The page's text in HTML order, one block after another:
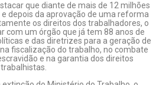
que diante de mais de 12 milhões
depois da aprovação de uma reforma
os direitos dos trabalhadores, o
com um órgão que já tem 88 anos de
e das diretrizes para a geração de
fiscalização do trabalho, no combate
e na garantia dos direitos
trabalhistas.